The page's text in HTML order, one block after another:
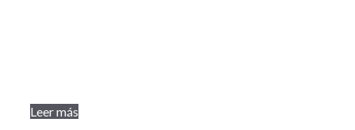
Leer más